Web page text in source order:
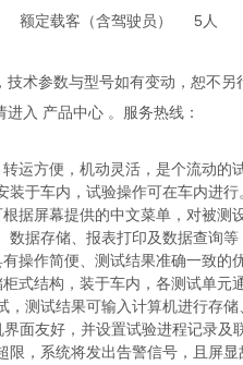
额定载客（含驾驶员）
5人
术参数与型号如有变动，恕不另
入 产品中心 。服务热线：
运方便，机动灵活，是个流动
于车内，试验操作可在车内进行
据屏幕提供的中文菜单，对被测
据存储、报表打印及数据查询等
操作简便、测试结果准确一致的优
式结构，装于车内，各测试单
测试结果可输入计算机进行存储
面友好，并设置试验进程记录
，系统将发出告警信号，且屏显